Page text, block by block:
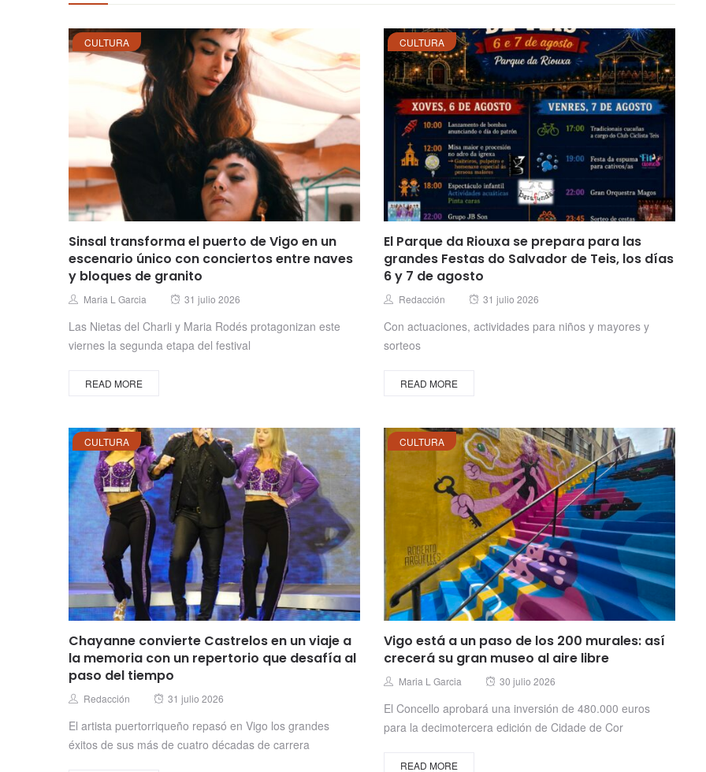
CULTURA
Sinsal transforma el puerto de Vigo en un
escenario único con conciertos entre naves
y bloques de granito
Author
Maria L Garcia
Posted
31 julio 2026
Las Nietas del Charli y Maria Rodés protagonizan este
viernes la segunda etapa del festival
READ MORE
CULTURA
El Parque da Riouxa se prepara para las
grandes Festas do Salvador de Teis, los días
6 y 7 de agosto
Author
Redacción
Posted
31 julio 2026
Con actuaciones, actividades para niños y mayores y
sorteos
READ MORE
CULTURA
Chayanne convierte Castrelos en un viaje a
la memoria con un repertorio que desafía al
paso del tiempo
Author
Redacción
Posted
31 julio 2026
El artista puertorriqueño repasó en Vigo los grandes
éxitos de sus más de cuatro décadas de carrera
CULTURA
Vigo está a un paso de los 200 murales: así
crecerá su gran museo al aire libre
Author
Maria L Garcia
Posted
30 julio 2026
El Concello aprobará una inversión de 480.000 euros
para la decimotercera edición de Cidade de Cor
READ MORE